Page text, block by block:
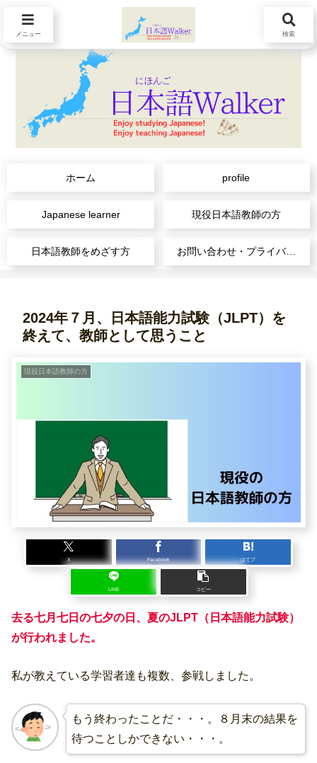
ホーム profile
Japanese learner 現役日本語教師の方
日本語教師をめざす方 お問い合わせ・プライバシーポリシー
2024年７月、日本語能力試験（JLPT）を
終えて、教師として思うこと
現役日本語教師の方
X Facebook はてブ
LINE コピー
去る七月七日の七夕の日、夏のJLPT（日本語能力試験）
が行われました。
私が教えている学習者達も複数、参戦しました。
もう終わったことだ・・・。８月末の結果を
待つことしかできない・・・。
メニュー 検索